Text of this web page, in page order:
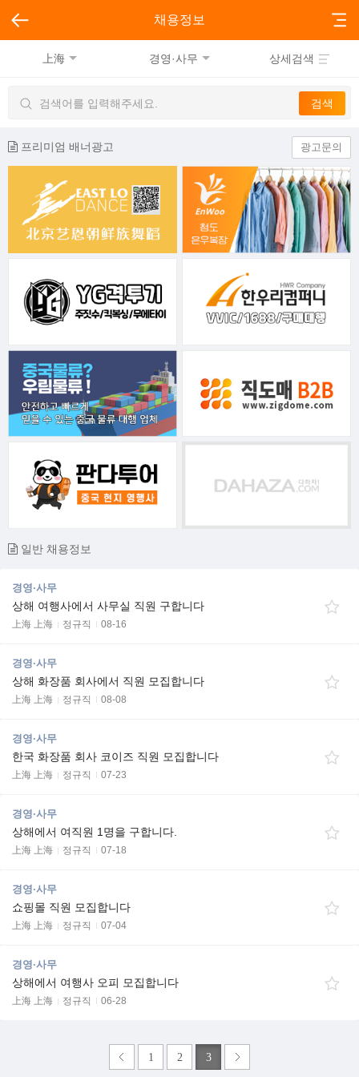
채용정보
上海 경영·사무 상세검색
프리미엄 배너광고 광고문의
일반 채용정보
경영·사무
상해 여행사에서 사무실 직원 구합니다
上海 上海 정규직 08-16
경영·사무
상해 화장품 회사에서 직원 모집합니다
上海 上海 정규직 08-08
경영·사무
한국 화장품 회사 코이즈 직원 모집합니다
上海 上海 정규직 07-23
경영·사무
상해에서 여직원 1명을 구합니다.
上海 上海 정규직 07-18
경영·사무
쇼핑몰 직원 모집합니다
上海 上海 정규직 07-04
경영·사무
상해에서 여행사 오피 모집합니다
上海 上海 정규직 06-28
1 2 3